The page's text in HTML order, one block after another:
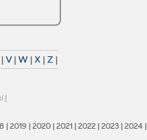
V|W|X |Z |
|
| 2019| 2020| 2021| 2022| 2023| 2024|